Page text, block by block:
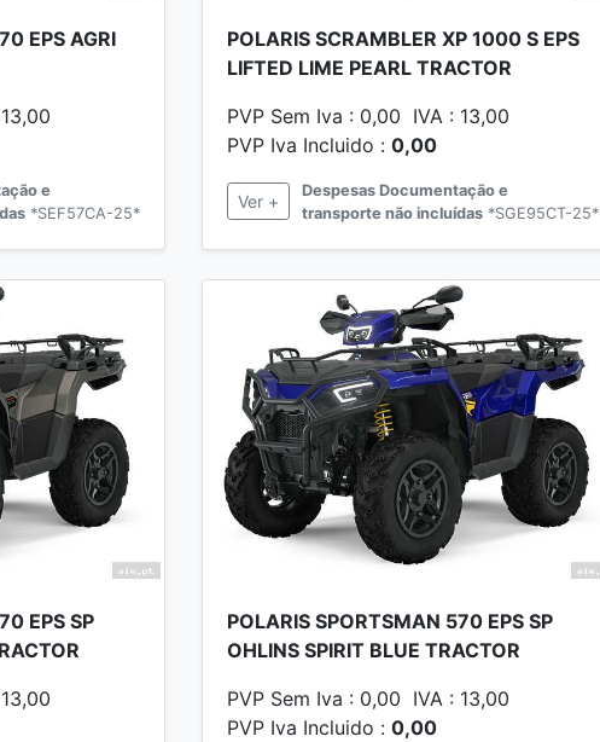
EPS AGRI
e
*SEF57CA-25*
POLARIS SCRAMBLER XP 1000 S EPS
LIFTED LIME PEARL TRACTOR
PVP Sem Iva : 0,00 IVA : 13,00
PVP Iva Incluido : 0,00
Ver +
Despesas Documentação e
transporte não incluídas *SGE95CT-25*
EPS SP
POLARIS SPORTSMAN 570 EPS SP
OHLINS SPIRIT BLUE TRACTOR
PVP Sem Iva : 0,00 IVA : 13,00
PVP Iva Incluido : 0,00